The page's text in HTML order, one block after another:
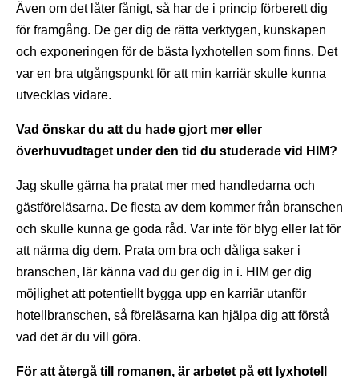
Även om det låter fånigt, så har de i princip förberett dig
för framgång. De ger dig de rätta verktygen, kunskapen
och exponeringen för de bästa lyxhotellen som finns. Det
var en bra utgångspunkt för att min karriär skulle kunna
utvecklas vidare.
Vad önskar du att du hade gjort mer eller
överhuvudtaget under den tid du studerade vid HIM?
Jag skulle gärna ha pratat mer med handledarna och
gästföreläsarna. De flesta av dem kommer från branschen
och skulle kunna ge goda råd. Var inte för blyg eller lat för
att närma dig dem. Prata om bra och dåliga saker i
branschen, lär känna vad du ger dig in i. HIM ger dig
möjlighet att potentiellt bygga upp en karriär utanför
hotellbranschen, så föreläsarna kan hjälpa dig att förstå
vad det är du vill göra.
För att återgå till romanen, är arbetet på ett lyxhotell